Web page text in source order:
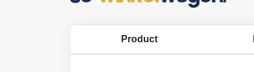
Product